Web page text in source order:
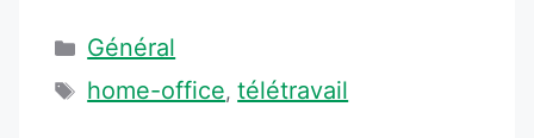
Catégories
Général
Étiquettes
home-office,télétravail